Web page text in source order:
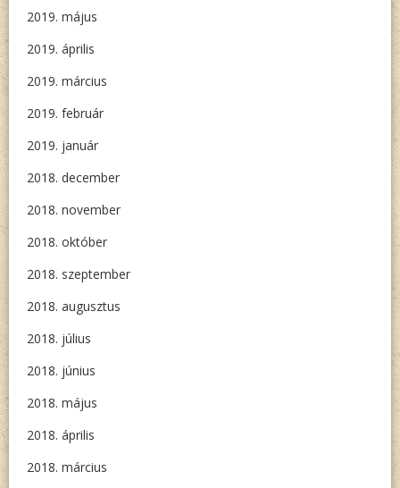
2019. május
2019. április
2019. március
2019. február
2019. január
2018. december
2018. november
2018. október
2018. szeptember
2018. augusztus
2018. július
2018. június
2018. május
2018. április
2018. március